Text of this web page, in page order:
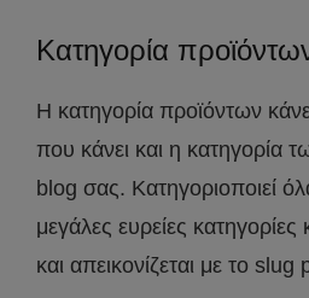
Κατηγορία
Η κατηγορία προϊόντων
που κάνει και η κατηγορία
blog σας. Κατηγοριοποιεί
μεγάλες ευρείες κατηγορίες
και απεικονίζεται με το